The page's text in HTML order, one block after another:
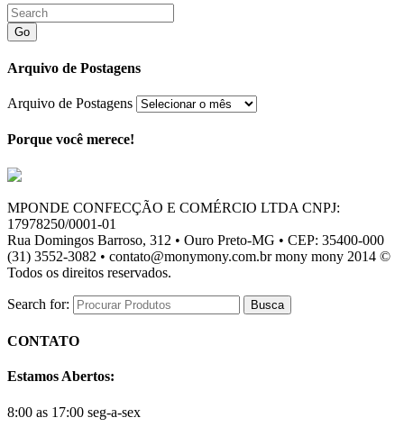
Go
Arquivo de Postagens
Arquivo de Postagens
Porque você merece!
MPONDE CONFECÇÃO E COMÉRCIO LTDA CNPJ:
17978250/0001-01
Rua Domingos Barroso, 312 • Ouro Preto-MG • CEP: 35400-000
(31) 3552-3082 • contato@monymony.com.br mony mony 2014 ©
Todos os direitos reservados.
Search for:
CONTATO
Estamos Abertos:
8:00 as 17:00 seg-a-sex